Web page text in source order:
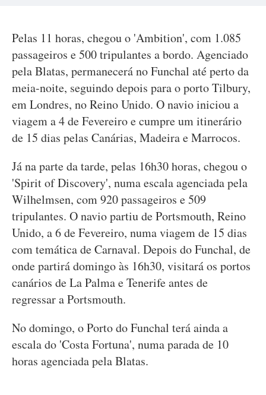
Pelas 11 horas, chegou o 'Ambition', com 1.085
passageiros e 500 tripulantes a bordo. Agenciado
pela Blatas, permanecerá no Funchal até perto da
meia-noite, seguindo depois para o porto Tilbury,
em Londres, no Reino Unido. O navio iniciou a
viagem a 4 de Fevereiro e cumpre um itinerário
de 15 dias pelas Canárias, Madeira e Marrocos.
Já na parte da tarde, pelas 16h30 horas, chegou o
'Spirit of Discovery', numa escala agenciada pela
Wilhelmsen, com 920 passageiros e 509
tripulantes. O navio partiu de Portsmouth, Reino
Unido, a 6 de Fevereiro, numa viagem de 15 dias
com temática de Carnaval. Depois do Funchal, de
onde partirá domingo às 16h30, visitará os portos
canários de La Palma e Tenerife antes de
regressar a Portsmouth.
No domingo, o Porto do Funchal terá ainda a
escala do 'Costa Fortuna', numa parada de 10
horas agenciada pela Blatas.